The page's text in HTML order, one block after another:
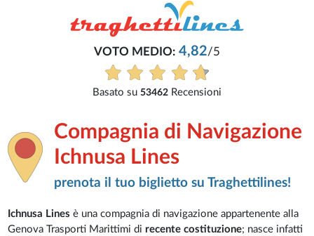
VOTO MEDIO:4,82/5
Basato su 53462Recensioni
Compagnia di Navigazione
Ichnusa Lines
prenota il tuo biglietto su Traghettilines!
Ichnusa Lines è una compagnia di navigazione appartenente alla
Genova Trasporti Marittimi di recente costituzione; nasce infatti